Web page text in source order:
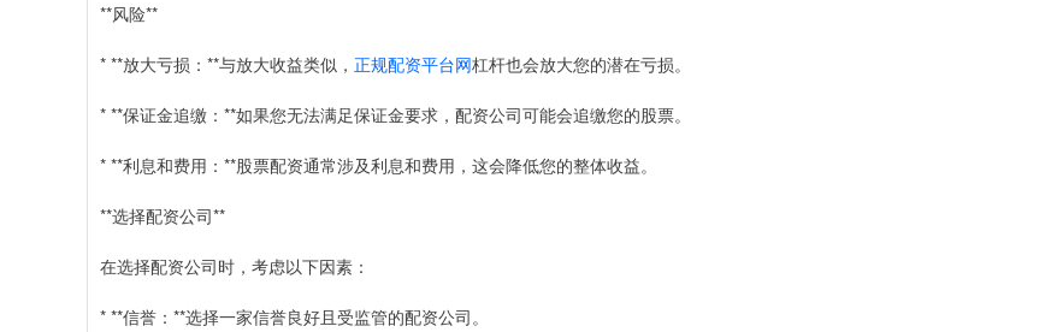
**风险**
* **放大亏损：**与放大收益类似， 正规配资平台网杠杆也会放大您的潜在亏损。
* **保证金追缴：**如果您无法满足保证金要求，配资公司可能会追缴您的股票。
* **利息和费用：**股票配资通常涉及利息和费用，这会降低您的整体收益。
**选择配资公司**
在选择配资公司时，考虑以下因素：
* **信誉：**选择一家信誉良好且受监管的配资公司。